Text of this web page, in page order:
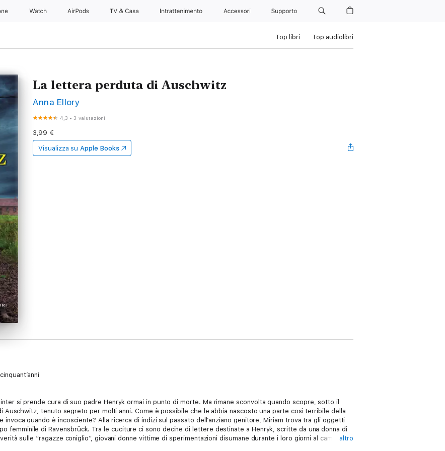
Watch AirPods TV & Casa Intrattenimento Accessori Supporto
Top libri Top audiolibri
La lettera perduta di Auschwitz
Anna Ellory
4,3 •3 valutazioni
3,99 €
Visualizza su Apple Books
si prende cura di suo padre Henryk ormai in punto di morte. Ma rimane sconvolta quando scopre, sotto il
Auschwitz, tenuto segreto per molti anni. Come è possibile che le abbia nascosto una parte così terribile della
invoca quando è incosciente? Alla ricerca di indizi sul passato dell’anziano genitore, Miriam trova tra gli oggetti
femminile di Ravensbrück. Tra le cuciture ci sono decine di lettere destinate a Henryk, scritte da una donna di
sulle “ragazze coniglio”, giovani donne vittime di sperimentazioni disumane durante i loro giorni al campo.altro